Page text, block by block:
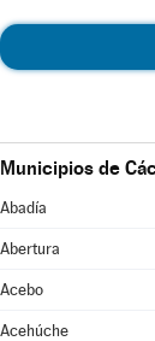
Municipios de
Abadía
Abertura
Acebo
Acehúche